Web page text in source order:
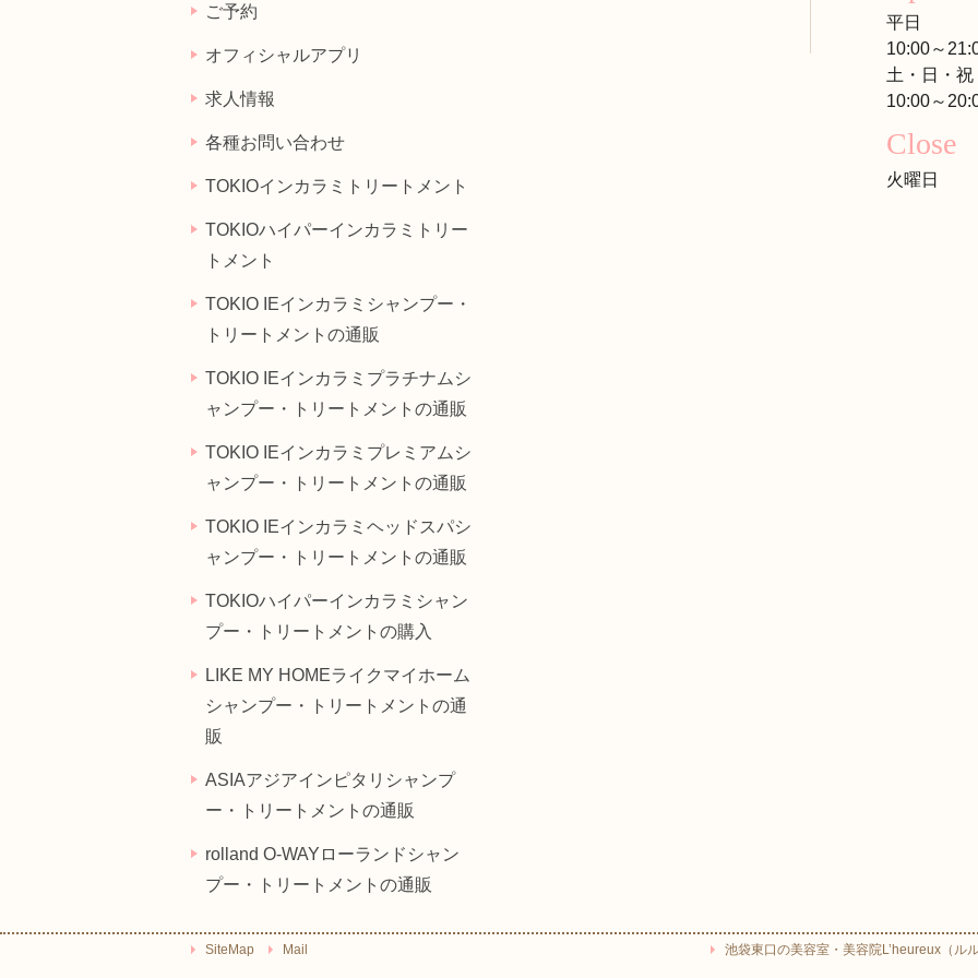
ご予約
オフィシャルアプリ
求人情報
各種お問い合わせ
TOKIOインカラミトリートメント
TOKIOハイパーインカラミトリー
トメント
TOKIO IEインカラミシャンプー・
トリートメントの通販
TOKIO IEインカラミプラチナムシ
ャンプー・トリートメントの通販
TOKIO IEインカラミプレミアムシ
ャンプー・トリートメントの通販
TOKIO IEインカラミヘッドスパシ
ャンプー・トリートメントの通販
TOKIOハイパーインカラミシャン
プー・トリートメントの購入
LIKE MY HOMEライクマイホーム
シャンプー・トリートメントの通
販
ASIAアジアインピタリシャンプ
ー・トリートメントの通販
rolland O-WAYローランドシャン
プー・トリートメントの通販
平日
10:00～
土・日・祝
10:00～
Close
火曜日
SiteMap Mail 池袋東口の美容室・美容院L’heureux（